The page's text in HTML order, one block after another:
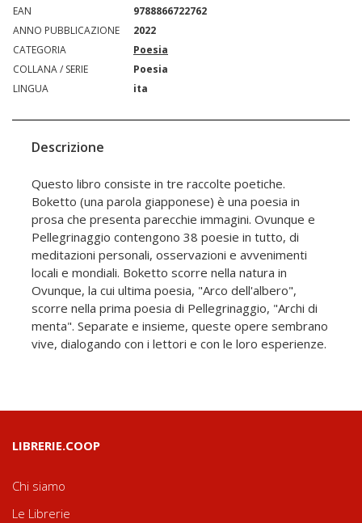
EAN
9788866722762
ANNO PUBBLICAZIONE
2022
CATEGORIA
Poesia
COLLANA / SERIE
Poesia
LINGUA
ita
Descrizione
Questo libro consiste in tre raccolte poetiche.
Boketto (una parola giapponese) è una poesia in
prosa che presenta parecchie immagini. Ovunque e
Pellegrinaggio contengono 38 poesie in tutto, di
meditazioni personali, osservazioni e avvenimenti
locali e mondiali. Boketto scorre nella natura in
Ovunque, la cui ultima poesia, "Arco dell'albero",
scorre nella prima poesia di Pellegrinaggio, "Archi di
menta". Separate e insieme, queste opere sembrano
vive, dialogando con i lettori e con le loro esperienze.
LIBRERIE.COOP
Chi siamo
Le Librerie